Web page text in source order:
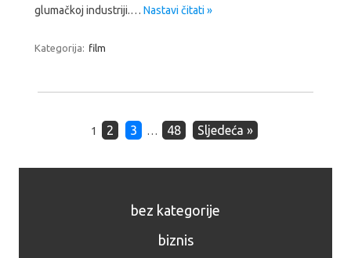
glumačkoj industriji.… Nastavi čitati »
Kategorija: film
1 2 3 … 48 Sljedeća »
bez kategorije
biznis